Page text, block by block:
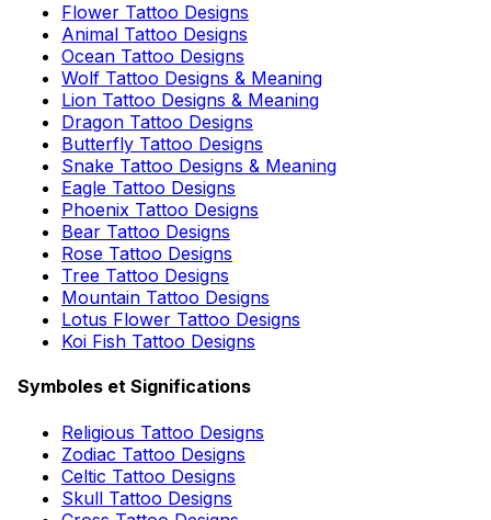
Flower Tattoo Designs
Animal Tattoo Designs
Ocean Tattoo Designs
Wolf Tattoo Designs & Meaning
Lion Tattoo Designs & Meaning
Dragon Tattoo Designs
Butterfly Tattoo Designs
Snake Tattoo Designs & Meaning
Eagle Tattoo Designs
Phoenix Tattoo Designs
Bear Tattoo Designs
Rose Tattoo Designs
Tree Tattoo Designs
Mountain Tattoo Designs
Lotus Flower Tattoo Designs
Koi Fish Tattoo Designs
Symboles et Significations
Religious Tattoo Designs
Zodiac Tattoo Designs
Celtic Tattoo Designs
Skull Tattoo Designs